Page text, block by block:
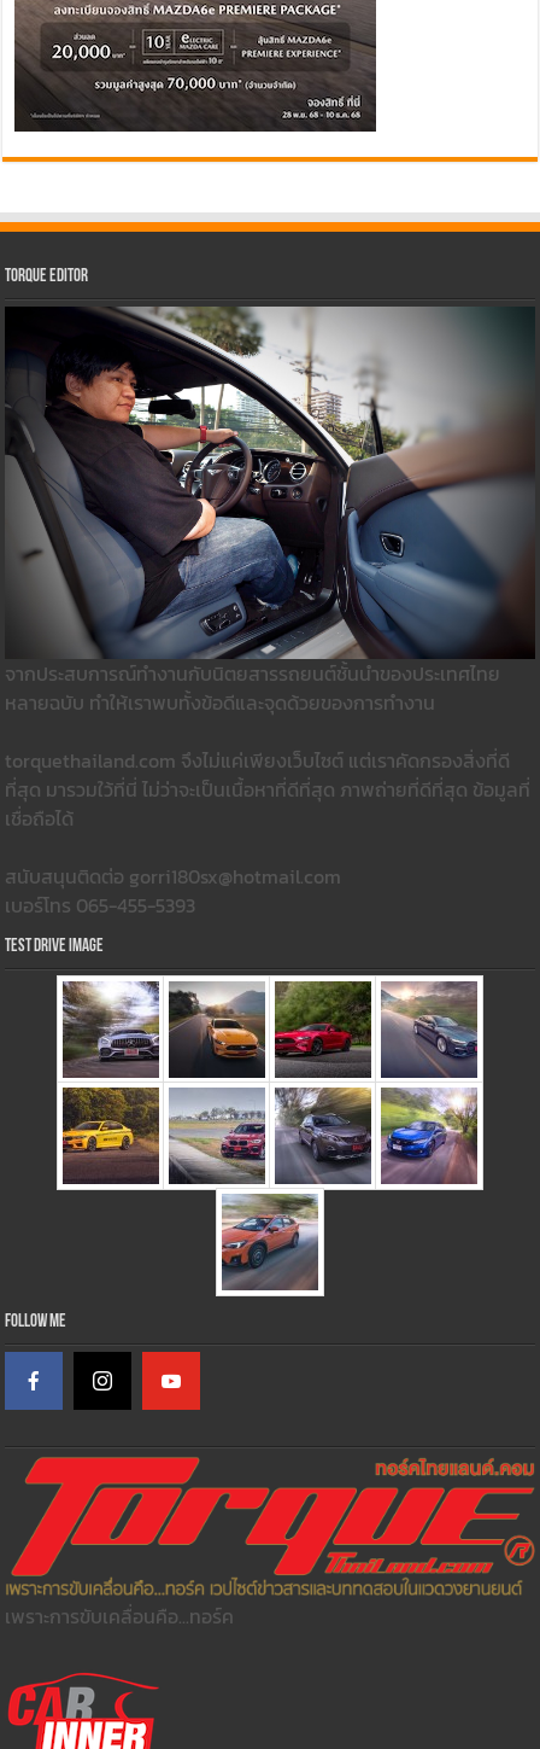
Torque Editor
จากประสบการณ์ทำงานกับนิตยสารรถยนต์ชั้นนำของประเทศไทย
หลายฉบับ ทำให้เราพบทั้งข้อดีและจุดด้วยของการทำงาน
torquethailand.com จึงไม่แค่เพียงเว็บไซต์ แต่เราคัดกรองสิ่งที่ดี
ที่สุด มารวมใว้ที่นี่ ไม่ว่าจะเป็นเนื้อหาที่ดีที่สุด ภาพถ่ายที่ดีที่สุด ข้อมูลที่
เชื่อถือได้
สนับสนุนติดต่อ gorri180sx@hotmail.com
เบอร์โทร 065-455-5393
Test Drive Image
Follow Me
เพราะการขับเคลื่อนคือ...ทอร์ค